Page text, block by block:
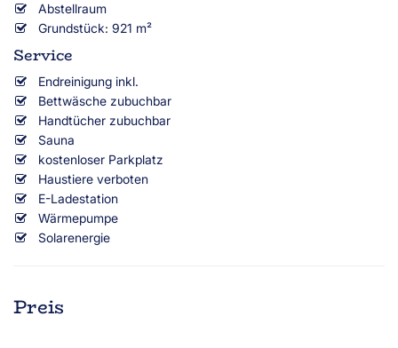
Abstellraum
Grundstück: 921 m²
Service
Endreinigung inkl.
Bettwäsche zubuchbar
Handtücher zubuchbar
Sauna
kostenloser Parkplatz
Haustiere verboten
E-Ladestation
Wärmepumpe
Solarenergie
Preis